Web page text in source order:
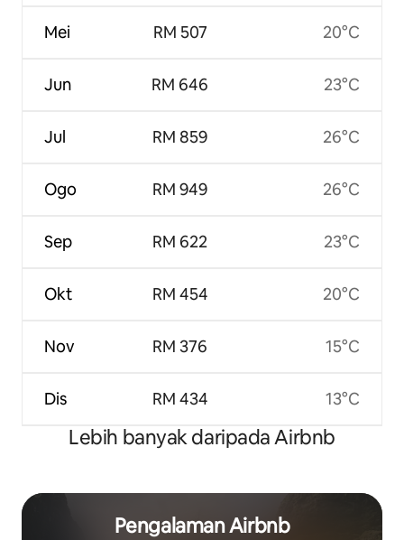
Mei
Jun
Jul
Ogo
Sep
Okt
Nov
Dis
RM 507
RM 646
RM 859
RM 949
RM 622
RM 454
RM 376
RM 434
20°C
23°C
26°C
26°C
23°C
20°C
15°C
13°C
Lebih banyak daripada Airbnb
Pengalaman Airbnb